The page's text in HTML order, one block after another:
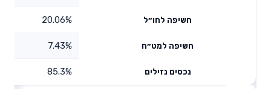
חשיפה לחו״ל 20.06%
חשיפה למט״ח 7.43%
נכסים נזילים 85.3%